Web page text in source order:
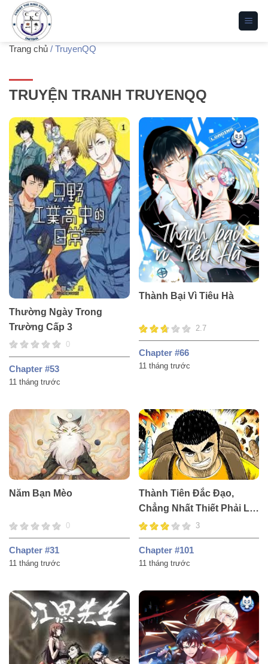
qua
dungTrang chủ / TruyenQQ
TRUYỆN TRANH TRUYENQQ
Thường Ngày Trong
Trường Cấp 3
0
Chapter #53
11 tháng trước
Thành Bại Vì Tiêu Hà
2.7
Chapter #66
11 tháng trước
Năm Bạn Mèo
0
Chapter #31
11 tháng trước
Thành Tiên Đắc Đạo,
Chẳng Nhất Thiết Phải Là
Ta
3
Chapter #101
11 tháng trước